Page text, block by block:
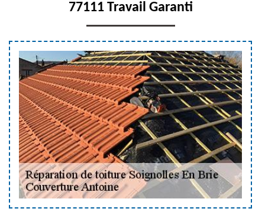
77111 Travail Garanti